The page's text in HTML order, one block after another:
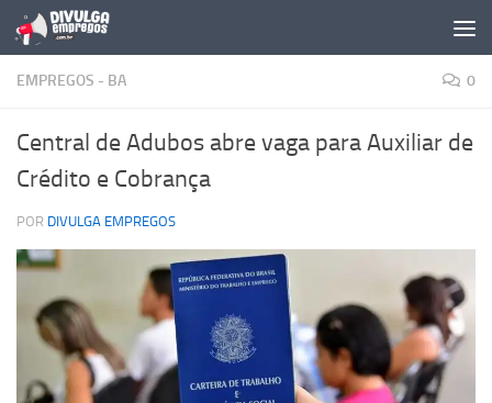
Skip to content
EMPREGOS - BA 0
Central de Adubos abre vaga para Auxiliar de
Crédito e Cobrança
POR DIVULGA EMPREGOS